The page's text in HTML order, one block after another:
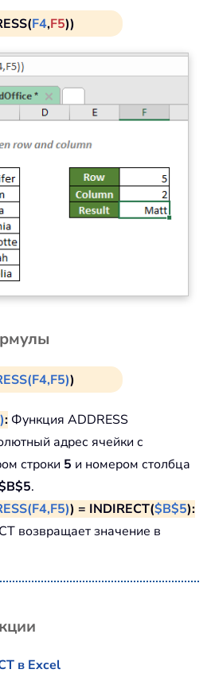
F4,F5))
)
: Функция ADDRESS
адрес ячейки с
строки 5 и номером столбца
.
) = INDIRECT($B$5):
возвращает значение в
в Excel